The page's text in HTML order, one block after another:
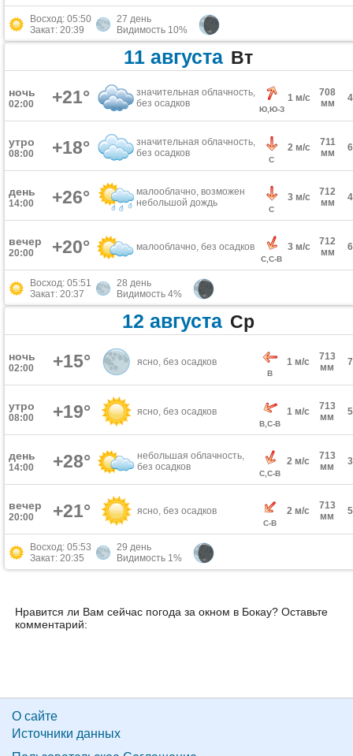
Восход: 05:50
Закат: 20:39
27 день
Видимость 10%
11 августа Вт
ночь
02:00 +21°
значительная облачность,
без осадков
Ю,Ю-З
1 м/с
708
мм
утро
08:00 +18°
значительная облачность,
без осадков
С
2 м/с
711
мм
день
14:00 +26°
малооблачно, возможен
небольшой дождь
С
3 м/с
712
мм
вечер
20:00 +20° малооблачно, без осадков
С,С-В
3 м/с
712
мм
Восход: 05:51
Закат: 20:37
28 день
Видимость 4%
12 августа Ср
ночь
02:00 +15° ясно, без осадков
В
1 м/с
713
мм
утро
08:00 +19° ясно, без осадков
В,С-В
1 м/с
713
мм
день
14:00 +28°
небольшая облачность,
без осадков
С,С-В
2 м/с
713
мм
вечер
20:00 +21° ясно, без осадков
С-В
2 м/с
713
мм
Восход: 05:53
Закат: 20:35
29 день
Видимость 1%
Нравится ли Вам сейчас погода за окном в Бокау? Оставьте
комментарий:
О сайте
Источники данных